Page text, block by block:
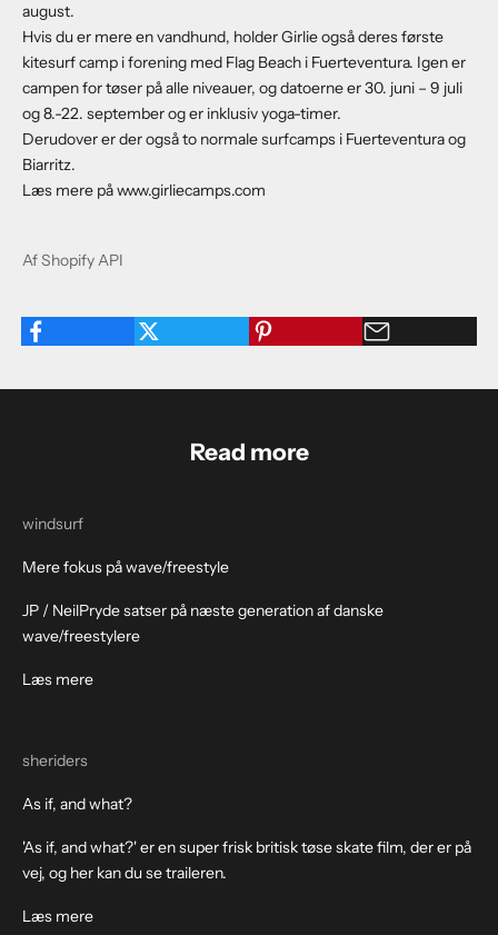
august.
Hvis du er mere en vandhund, holder Girlie også deres første
kitesurf camp i forening med Flag Beach i Fuerteventura. Igen er
campen for tøser på alle niveauer, og datoerne er 30. juni – 9 juli
og 8.-22. september og er inklusiv yoga-timer.
Derudover er der også to normale surfcamps i Fuerteventura og
Biarritz.
Læs mere påwww.girliecamps.com
Af Shopify API
Read more
windsurf
Mere fokus på wave/freestyle
JP / NeilPryde satser på næste generation af danske
wave/freestylere
Læs mere
sheriders
As if, and what?
'As if, and what?' er en super frisk britisk tøse skate film, der er på
vej, og her kan du se traileren.
Læs mere